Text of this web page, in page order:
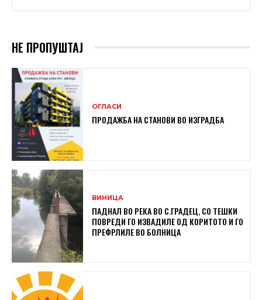
НЕ ПРОПУШТАЈ
ОГЛАСИ
ПРОДАЖБА НА СТАНОВИ ВО ИЗГРАДБА
ВИНИЦА
ПАДНАЛ ВО РЕКА ВО С.ГРАДЕЦ, СО ТЕШКИ
ПОВРЕДИ ГО ИЗВАДИЛЕ ОД КОРИТОТО И ГО
ПРЕФРЛИЛЕ ВО БОЛНИЦА